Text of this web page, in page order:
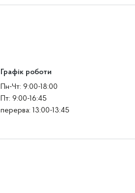
Графік роботи
Пн-Чт: 9:00-18:00
Пт: 9:00-16:45
перерва: 13:00-13:45